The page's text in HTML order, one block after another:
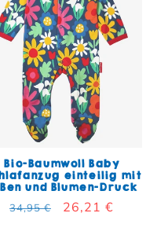
Bio-Baumwoll Baby
einteilig mit
und Blumen-Druck
Normaler Preis
34,95 € Verkaufspreis
26,21 €